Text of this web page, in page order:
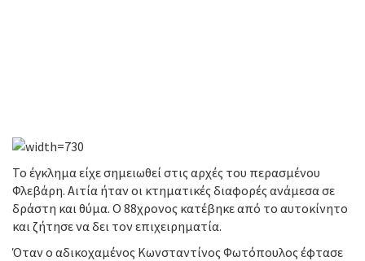
Το έγκλημα είχε σημειωθεί στις αρχές του περασμένου
Φλεβάρη. Αιτία ήταν οι κτηματικές διαφορές ανάμεσα σε
δράστη και θύμα. Ο 88χρονος κατέβηκε από το αυτοκίνητο
και ζήτησε να δει τον επιχειρηματία.
Όταν ο αδικοχαμένος Κωνσταντίνος Φωτόπουλος έφτασε